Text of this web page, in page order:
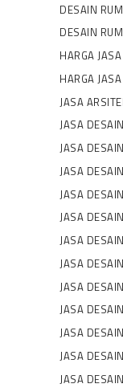
DESAIN
DESAIN
HARGA
HARGA
JASA
JASA DESAIN
JASA
JASA
JASA
JASA
JASA
JASA
JASA
JASA
JASA
JASA
JASA